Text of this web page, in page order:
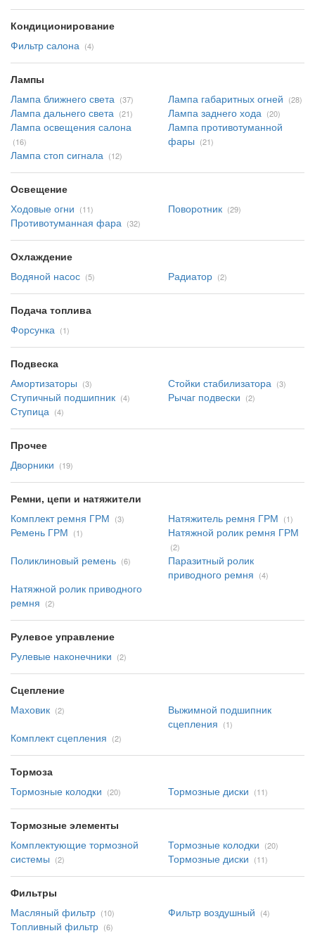
Кондиционирование
Фильтр салона (4)
Лампы
Лампа ближнего света (37) Лампа габаритных огней (28)
Лампа дальнего света (21) Лампа заднего хода (20)
Лампа освещения салона
(16)
Лампа противотуманной
фары (21)
Лампа стоп сигнала (12)
Освещение
Ходовые огни (11) Поворотник (29)
Противотуманная фара (32)
Охлаждение
Водяной насос (5) Радиатор (2)
Подача топлива
Форсунка (1)
Подвеска
Амортизаторы (3) Стойки стабилизатора (3)
Ступичный подшипник (4) Рычаг подвески (2)
Ступица (4)
Прочее
Дворники (19)
Ремни, цепи и натяжители
Комплект ремня ГРМ (3) Натяжитель ремня ГРМ (1)
Ремень ГРМ (1) Натяжной ролик ремня ГРМ
(2)
Поликлиновый ремень (6)
Паразитный ролик
приводного ремня (4)
Натяжной ролик приводного
ремня (2)
Рулевое управление
Рулевые наконечники (2)
Сцепление
Маховик (2)
Выжимной подшипник
сцепления (1)
Комплект сцепления (2)
Тормоза
Тормозные колодки (20) Тормозные диски (11)
Тормозные элементы
Комплектующие тормозной
системы (2)
Тормозные колодки (20)
Тормозные диски (11)
Фильтры
Масляный фильтр (10) Фильтр воздушный (4)
Топливный фильтр (6)